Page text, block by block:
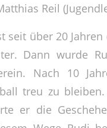
Reil
seit über 20
Dann wurde
Nach 10
treu zu
er die